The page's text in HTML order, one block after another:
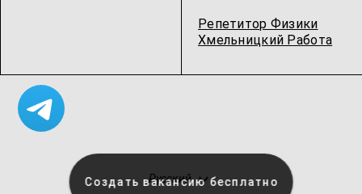
Репетитор Физики
Хмельницкий Работа
Русский
Создать вакансию бесплатно